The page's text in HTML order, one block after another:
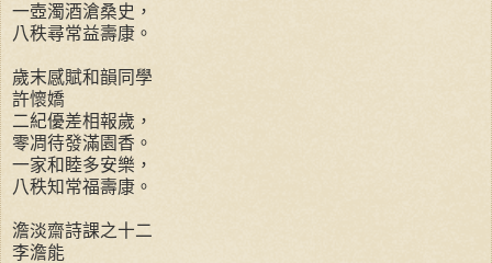
一壺濁酒滄桑史，
八秩尋常益壽康。
歲末感賦和韻同學
許懷嬌
二紀優差相報歲，
零凋待發滿園香。
一家和睦多安樂，
八秩知常福壽康。
澹淡齋詩課之十二
李澹能